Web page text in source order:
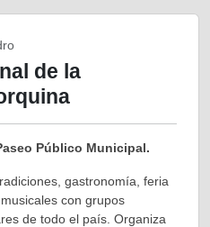
de la
Público Municipal.
gastronomía, feria
con grupos
de todo el país. Organiza